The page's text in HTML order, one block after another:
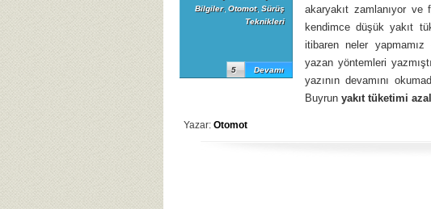
Bilgiler, Otomot, Sürüş
Teknikleri
Devamı
5
akaryakıt zamlanıyor
kendimce düşük yakıt
itibaren neler
yazan yöntemleri
yazının devamını
Buyrun yakıt tüketimi
Yazar: Otomot